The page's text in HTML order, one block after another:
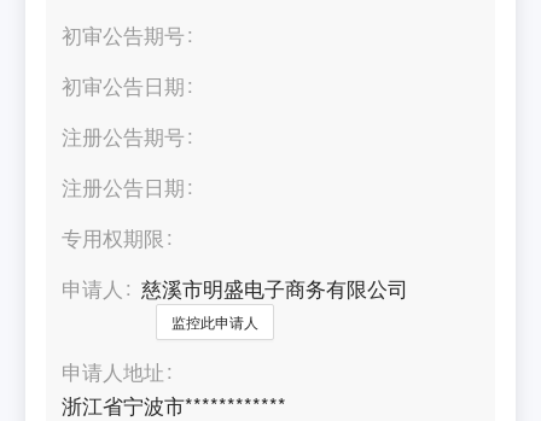
初审公告期号
初审公告日期
注册公告期号
注册公告日期
专用权期限
申请人
慈溪市明盛电子商务有限公司
监控此申请人
申请人地址
浙江省宁波市************